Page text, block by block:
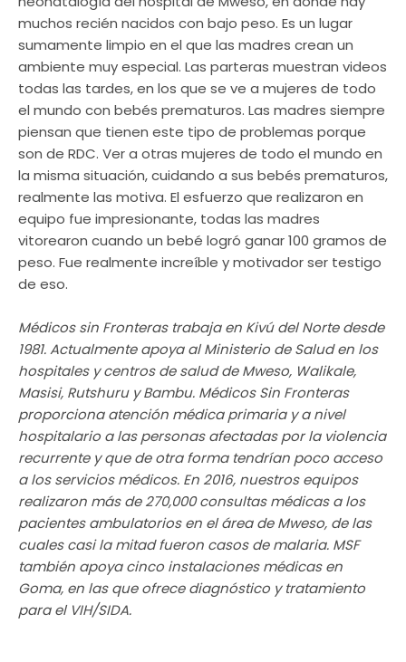
muchos recién nacidos con bajo peso. Es un lugar
sumamente limpio en el que las madres crean un
ambiente muy especial. Las parteras muestran videos
todas las tardes, en los que se ve a mujeres de todo
el mundo con bebés prematuros. Las madres siempre
piensan que tienen este tipo de problemas porque
son de RDC. Ver a otras mujeres de todo el mundo en
la misma situación, cuidando a sus bebés prematuros,
realmente las motiva. El esfuerzo que realizaron en
equipo fue impresionante, todas las madres
vitorearon cuando un bebé logró ganar 100 gramos de
peso. Fue realmente increíble y motivador ser testigo
de eso.
Médicos sin Fronteras trabaja en Kivú del Norte desde
1981. Actualmente apoya al Ministerio de Salud en los
hospitales y centros de salud de Mweso, Walikale,
Masisi, Rutshuru y Bambu. Médicos Sin Fronteras
proporciona atención médica primaria y a nivel
hospitalario a las personas afectadas por la violencia
recurrente y que de otra forma tendrían poco acceso
a los servicios médicos. En 2016, nuestros equipos
realizaron más de 270,000 consultas médicas a los
pacientes ambulatorios en el área de Mweso, de las
cuales casi la mitad fueron casos de malaria. MSF
también apoya cinco instalaciones médicas en
Goma, en las que ofrece diagnóstico y tratamiento
para el VIH/SIDA.